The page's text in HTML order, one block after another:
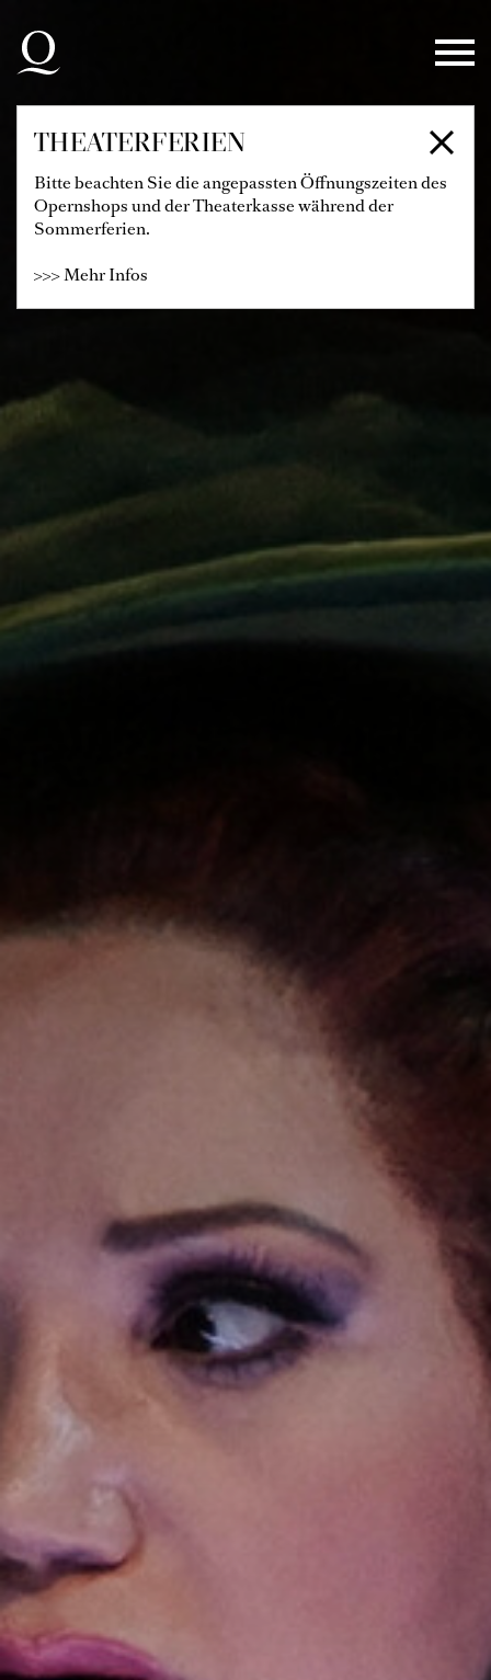
Zur Hauptnavigation springen
Zum Hauptinhalt springen
Zum Footer springen
THEATERFERIEN
Bitte beachten Sie die angepassten Öffnungszeiten des
Opernshops und der Theaterkasse während der
Sommerferien.
>>> Mehr Infos